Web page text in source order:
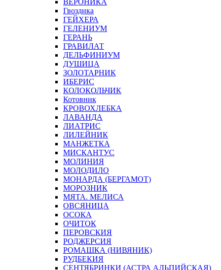
Гвоздика
ГЕЙХЕРА
ГЕЛЕНИУМ
ГЕРАНЬ
ГРАВИЛАТ
ДЕЛЬФИНИУМ
ДУШИЦА
ЗОЛОТАРНИК
ИБЕРИС
КОЛОКОЛЬЧИК
Котовник
КРОВОХЛЕБКА
ЛАВАНДА
ЛИАТРИС
ЛИЛЕЙНИК
МАНЖЕТКА
МИСКАНТУС
МОЛИНИЯ
МОЛОДИЛО
МОНАРДА (БЕРГАМОТ)
МОРОЗНИК
МЯТА. МЕЛИСА
ОВСЯНИЦА
ОСОКА
ОЧИТОК
ПЕРОВСКИЯ
РОДЖЕРСИЯ
РОМАШКА (НИВЯНИК)
РУДБЕКИЯ
СЕНТЯБРИНКИ (АСТРА АЛЬПИЙСКАЯ)